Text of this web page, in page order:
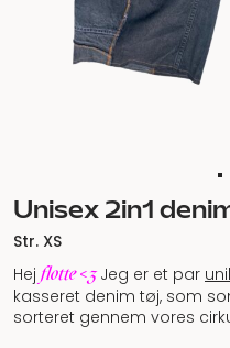
Unisex 2in1
Str. XS
Hej flotte <3 Jeg er et par
kasseret denim tøj, som
sorteret gennem vores